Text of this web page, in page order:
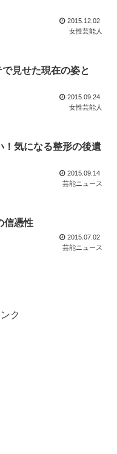
2015.12.02
女性芸能人
見せた現在の姿と
2015.09.24
女性芸能人
！気になる整形の後遺
2015.09.14
芸能ニュース
信憑性
2015.07.02
芸能ニュース
ク